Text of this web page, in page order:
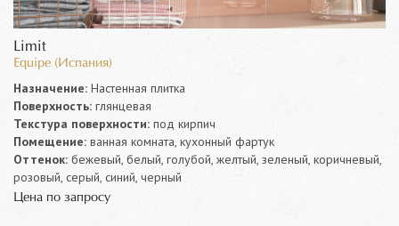
Limit
Equipe (Испания)
Назначение: Настенная плитка
Поверхность: глянцевая
Текстура поверхности: под кирпич
Помещение: ванная комната, кухонный фартук
Оттенок: бежевый, белый, голубой, желтый, зеленый, коричневый,
розовый, серый, синий, черный
Цена по запросу